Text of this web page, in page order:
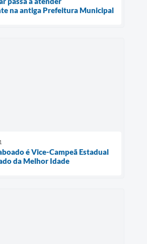
na antiga Prefeitura Municipal
é Vice-Campeã Estadual
da Melhor Idade